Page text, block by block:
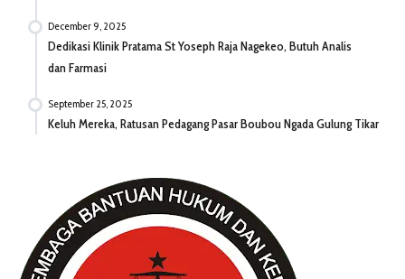
December 9, 2025
Dedikasi Klinik Pratama St Yoseph Raja Nagekeo, Butuh Analis
dan Farmasi
September 25, 2025
Keluh Mereka, Ratusan Pedagang Pasar Boubou Ngada Gulung Tikar